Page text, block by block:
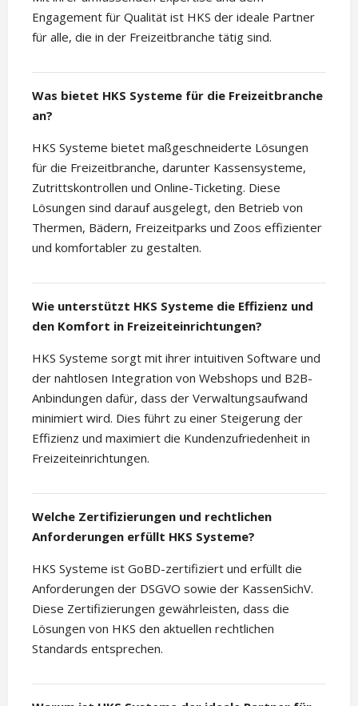
Engagement für Qualität ist HKS der ideale Partner
für alle, die in der Freizeitbranche tätig sind.
Was bietet HKS Systeme für die Freizeitbranche
an?
HKS Systeme bietet maßgeschneiderte Lösungen
für die Freizeitbranche, darunter Kassensysteme,
Zutrittskontrollen und Online-Ticketing. Diese
Lösungen sind darauf ausgelegt, den Betrieb von
Thermen, Bädern, Freizeitparks und Zoos effizienter
und komfortabler zu gestalten.
Wie unterstützt HKS Systeme die Effizienz und
den Komfort in Freizeiteinrichtungen?
HKS Systeme sorgt mit ihrer intuitiven Software und
der nahtlosen Integration von Webshops und B2B-
Anbindungen dafür, dass der Verwaltungsaufwand
minimiert wird. Dies führt zu einer Steigerung der
Effizienz und maximiert die Kundenzufriedenheit in
Freizeiteinrichtungen.
Welche Zertifizierungen und rechtlichen
Anforderungen erfüllt HKS Systeme?
HKS Systeme ist GoBD-zertifiziert und erfüllt die
Anforderungen der DSGVO sowie der KassenSichV.
Diese Zertifizierungen gewährleisten, dass die
Lösungen von HKS den aktuellen rechtlichen
Standards entsprechen.